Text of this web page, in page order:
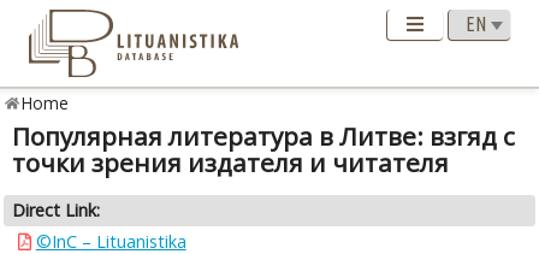
Home
Популярная литература в Литве: взгяд с
точки зрения издателя и читателя
Direct Link:
©InC – Lituanistika